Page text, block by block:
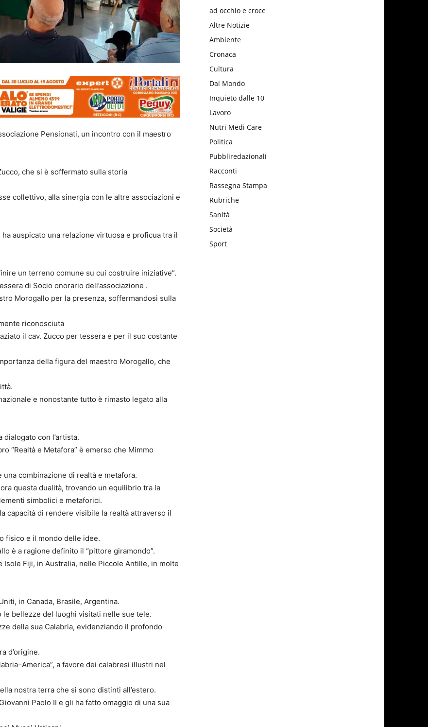
Pensionati, un incontro con il maestro
che si è soffermato sulla storia
collettivo, alla sinergia con le altre associazioni e
auspicato una relazione virtuosa e proficua tra il
un terreno comune su cui costruire iniziative”.
di Socio onorario dell’associazione .
Morogallo per la presenza, soffermandosi sulla
riconosciuta
il cav. Zucco per tessera e per il suo costante
della figura del maestro Morogallo, che
e nonostante tutto è rimasto legato alla
con l’artista.
“Realtà e Metafora” è emerso che Mimmo
combinazione di realtà e metafora.
questa dualità, trovando un equilibrio tra la
simbolici e metaforici.
capacità di rendere visibile la realtà attraverso il
fisico e il mondo delle idee.
è a ragione definito il “pittore giramondo”.
Isole Fiji, in Australia, nelle Piccole Antille, in molte
in Canada, Brasile, Argentina.
bellezze del luoghi visitati nelle sue tele.
della sua Calabria, evidenziando il profondo
d’origine.
a favore dei calabresi illustri nel
nostra terra che si sono distinti all’estero.
Paolo II e gli ha fatto omaggio di una sua
ad occhio e croce
Altre Notizie
Ambiente
Cronaca
Cultura
Dal Mondo
Inquieto dalle 10
Lavoro
Nutri Medi Care
Politica
Pubbliredazionali
Racconti
Rassegna Stampa
Rubriche
Sanità
Società
Sport